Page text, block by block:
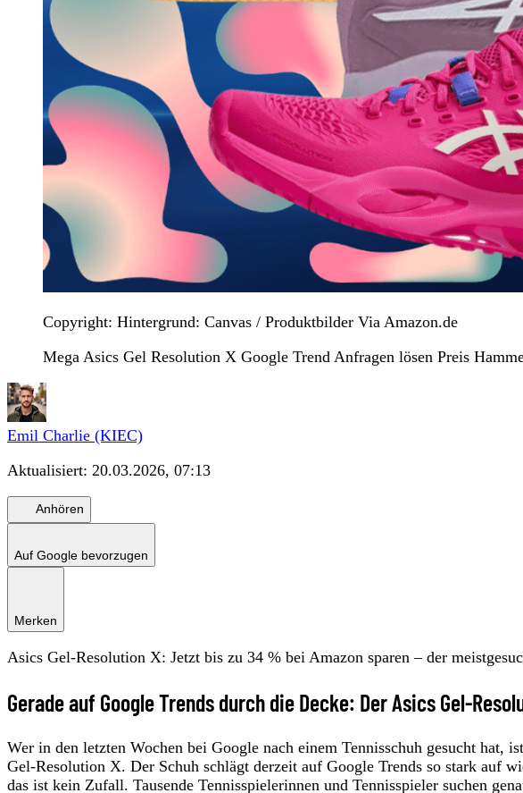
Copyright: Hintergrund: Canvas / Produktbilder Via Amazon.de
Mega Asics Gel Resolution X Google Trend Anfragen lösen Preis
Emil Charlie (KIEC)
Aktualisiert: 20.03.2026, 07:13
Anhören
Auf Google bevorzugen
Merken
Asics Gel-Resolution X: Jetzt bis zu 34 % bei Amazon sparen – der
Gerade auf Google Trends durch die Decke: Der Asics Gel-
Wer in den letzten Wochen bei Google nach einem Tennisschuh gesucht hat,
Gel-Resolution X. Der Schuh schlägt derzeit auf Google Trends so stark auf
das ist kein Zufall. Tausende Tennisspielerinnen und Tennisspieler suchen